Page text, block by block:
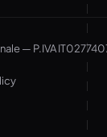
— P.IVA